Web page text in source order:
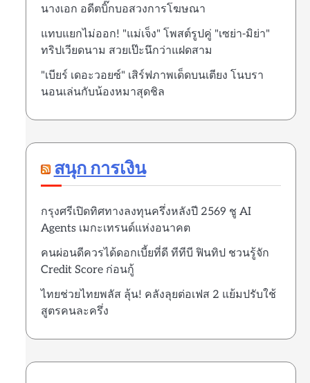
นางเอก อดีตบิ๊กบอสวงการโฆษณา
แทบแยกไม่ออก! "แม่เจ็ง" โพสต์รูปคู่ "เซย่า-มิย่า"
ทริปเวียดนาม สวยเป๊ะนึกว่าแฝดสาม
"เบียร์ เดอะวอยซ์" เสิร์ฟภาพเด็ดบนเตียง โนบรา
นอนเล่นกับน้องหมาสุดชิล
สนุก การเงิน
กรุงศรีเปิดทิศทางลงทุนครึ่งหลังปี 2569 ชู AI
Agents เมกะเทรนด์แห่งอนาคต
คนผ่อนดีควรได้ดอกเบี้ยที่ดี ทีทีบี ฟินทิป ชวนรู้จัก
Credit Score ก่อนกู้
ไทยช่วยไทยพลัส ลุ้น! คลังลุยต่อเฟส 2 แย้มปรับใช้
สูตรคนละครึ่ง